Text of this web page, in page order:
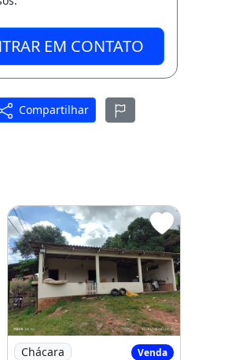
EM CONTATO
Compartilhar
Próximo Ao Aeroporto
Imagem: Vendo Esta Chácara
Chácara Venda